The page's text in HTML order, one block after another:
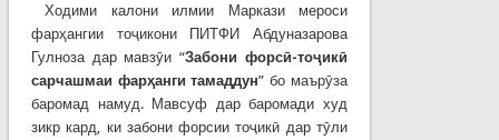
Ходими калони илмии Маркази мероси
фарҳангии тоҷикони ПИТФИ Абдуназарова
Гулноза дар мавзӯи “Забони форсӣ-тоҷикӣ
сарчашмаи фарҳанги тамаддун” бо маърӯза
баромад намуд. Мавсуф дар баромади худ
зикр кард, ки забони форсии тоҷикӣ дар тӯли